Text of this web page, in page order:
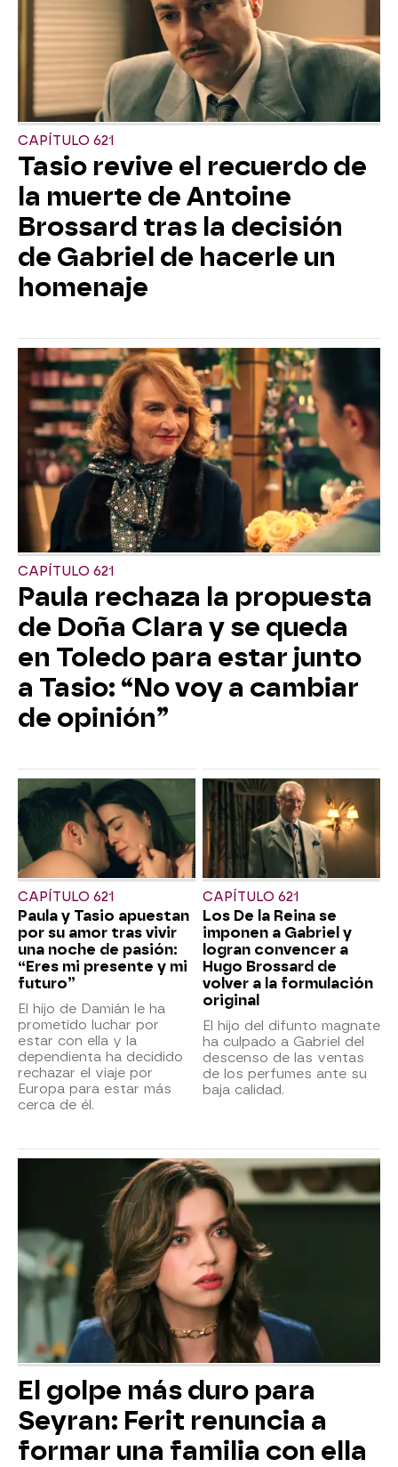
CAPÍTULO 621
Tasio revive el recuerdo de
la muerte de Antoine
Brossard tras la decisión
de Gabriel de hacerle un
homenaje
CAPÍTULO 621
Paula rechaza la propuesta
de Doña Clara y se queda
en Toledo para estar junto
a Tasio: “No voy a cambiar
de opinión”
CAPÍTULO 621
Paula y Tasio apuestan
por su amor tras vivir
una noche de pasión:
“Eres mi presente y mi
futuro”
El hijo de Damián le ha
prometido luchar por
estar con ella y la
dependienta ha decidido
rechazar el viaje por
Europa para estar más
cerca de él.
CAPÍTULO 621
Los De la Reina se
imponen a Gabriel y
logran convencer a
Hugo Brossard de
volver a la formulación
original
El hijo del difunto magnate
ha culpado a Gabriel del
descenso de las ventas
de los perfumes ante su
baja calidad.
El golpe más duro para
Seyran: Ferit renuncia a
formar una familia con ella